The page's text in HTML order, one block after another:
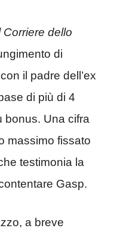
Corriere dello
di
con il padre dell’ex
di più di 4
bonus. Una cifra
massimo fissato
testimonia la
Gasp.
a breve